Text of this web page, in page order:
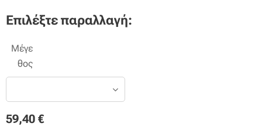
Επιλέξτε παραλλαγή:
Μέγε
θος
59,40 €